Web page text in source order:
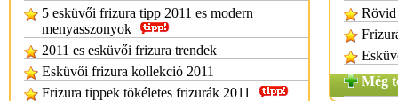
5 esküvői frizura tipp 2011 es modern
menyasszonyok
2011 es esküvői frizura trendek
Esküvői frizura kollekció 2011
Frizura tippek tökéletes frizurák 2011
Rövid
Még